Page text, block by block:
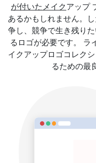
が付いたメイク アップ
あるかもしれません。
争し、競争で生き残り
るロゴが必要です。 ラ
イクアップロゴコレク
るための最